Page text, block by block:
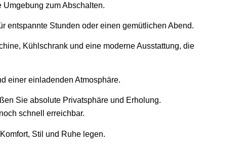
zum Abschalten.
entspannte Stunden oder einen gemütlichen Abend.
Kühlschrank und eine moderne Ausstattung, die
einer einladenden Atmosphäre.
Sie absolute Privatsphäre und Erholung.
schnell erreichbar.
Stil und Ruhe legen.